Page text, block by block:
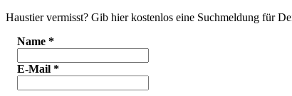
Haustier vermisst? Gib hier kostenlos eine Suchmeldung für
Name *
E-Mail *